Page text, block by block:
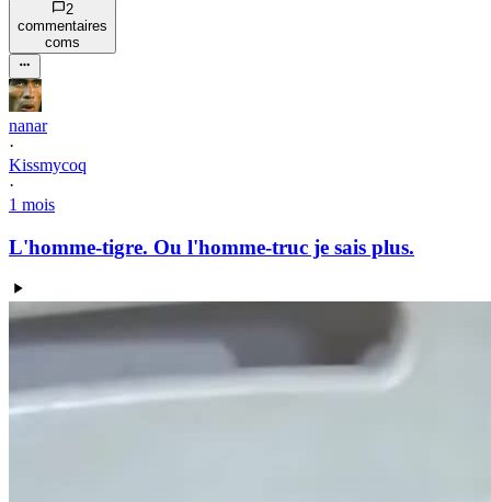
2
commentaires
coms
nanar
·
Kissmycoq
·
1 mois
L'homme-tigre. Ou l'homme-truc je sais plus.